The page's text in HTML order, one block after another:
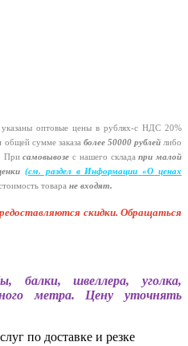
оптовые цены в рублях-с НДС 20%
общей сумме заказа более 50000 рублейлибо
Присамовывозе с нашего складапри малой
(см. раздел в Информации «О ценах
товара не входят.
скидки. Обращаться
балки, швеллера, уголка,
метра. Цену уточнять
по доставке и резке